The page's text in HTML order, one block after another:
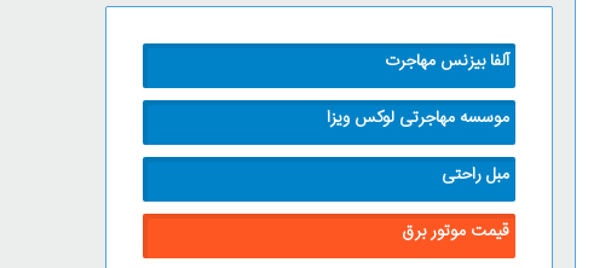
آلفا بیزنس مهاجرت
موسسه مهاجرتی لوکس ویزا
مبل راحتی
قیمت موتور برق